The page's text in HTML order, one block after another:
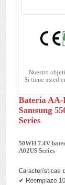
Nuestro
Si tiene usted
Batería AA-
Samsung
Series
50WH 7.4V
A02US Series
Características
✔ Reemplazo